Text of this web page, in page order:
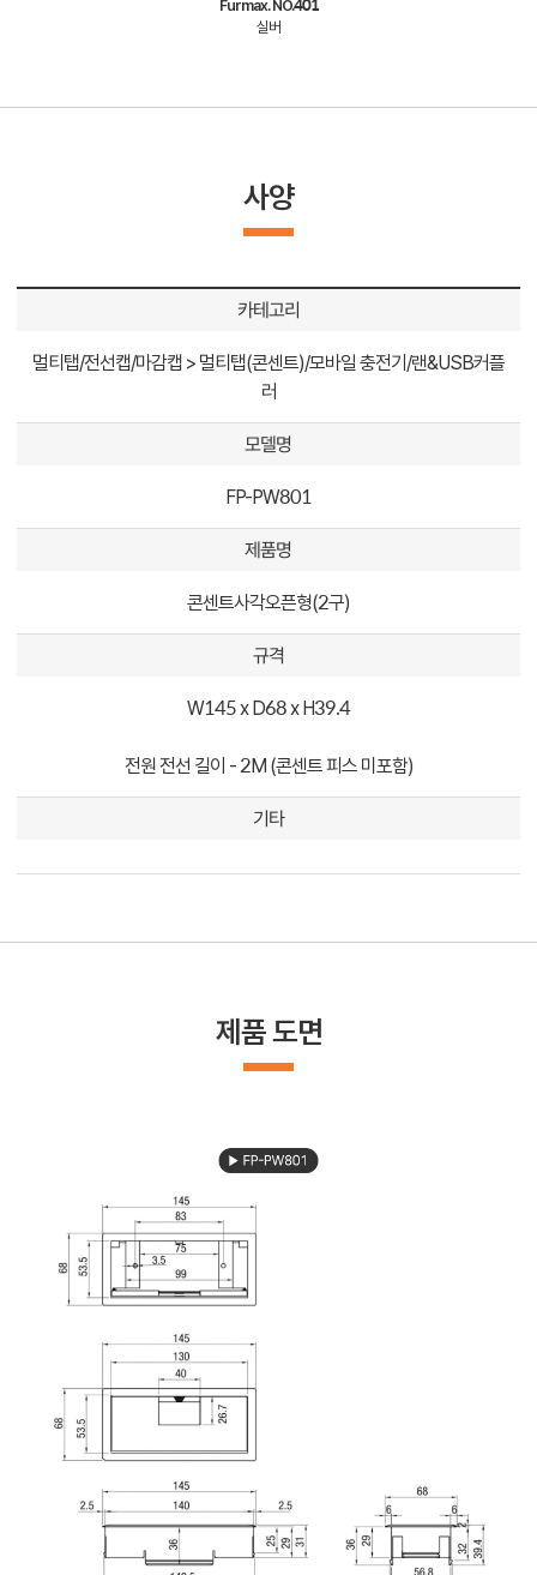
Furmax. NO.401
실버
사양
카테고리
멀티탭/전선캡/마감캡 > 멀티탭(콘센트)/모바일 충전기/랜&USB커플
러
모델명
FP-PW801
제품명
콘센트사각오픈형(2구)
규격
W145 x D68 x H39.4
전원 전선 길이 - 2M (콘센트 피스 미포함)
기타
제품 도면